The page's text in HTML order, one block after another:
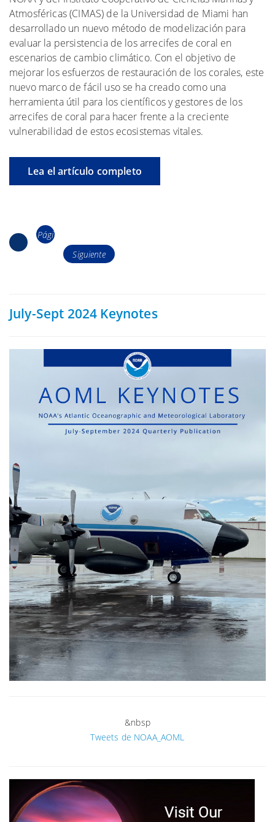
Atmosféricas (CIMAS) de la Universidad de Miami han
desarrollado un nuevo método de modelización para
evaluar la persistencia de los arrecifes de coral en
escenarios de cambio climático. Con el objetivo de
mejorar los esfuerzos de restauración de los corales, este
nuevo marco de fácil uso se ha creado como una
herramienta útil para los científicos y gestores de los
arrecifes de coral para hacer frente a la creciente
vulnerabilidad de estos ecosistemas vitales.
Lea el artículo completo
Navegación
dePágina
Pági
Siguiente
July-Sept 2024 Keynotes
&nbsp
Tweets de NOAA_AOML